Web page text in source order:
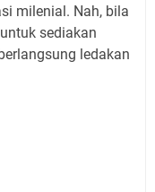
milenial. Nah, bila
sediakan
ledakan